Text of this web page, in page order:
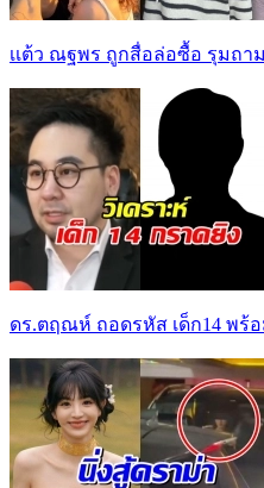
เเต้ว ณฐพร ถูกสื่อล่อซื้อ รุมถา
ดร.ตฤณห์ ถอดรหัส เด็ก14 พร้